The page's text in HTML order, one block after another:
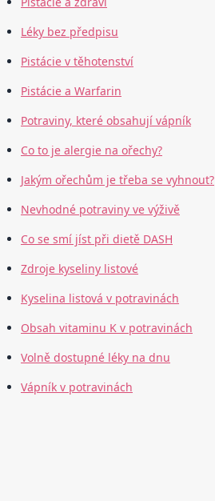
Léky bez předpisu
Pistácie v těhotenství
Pistácie a Warfarin
Potraviny, které obsahují vápník
Co to je alergie na ořechy?
Jakým ořechům je třeba se vyhnout?
Nevhodné potraviny ve výživě
Co se smí jíst při dietě DASH
Zdroje kyseliny listové
Kyselina listová v potravinách
Obsah vitaminu K v potravinách
Volně dostupné léky na dnu
Vápník v potravinách